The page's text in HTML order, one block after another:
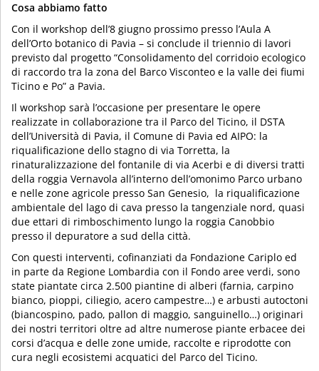
Cosa abbiamo fatto
Con il workshop dell’8 giugno prossimo presso l’Aula A
dell’Orto botanico di Pavia – si conclude il triennio di lavori
previsto dal progetto “Consolidamento del corridoio ecologico
di raccordo tra la zona del Barco Visconteo e la valle dei fiumi
Ticino e Po” a Pavia.
Il workshop sarà l’occasione per presentare le opere
realizzate in collaborazione tra il Parco del Ticino, il DSTA
dell’Università di Pavia, il Comune di Pavia ed AIPO: la
riqualificazione dello stagno di via Torretta, la
rinaturalizzazione del fontanile di via Acerbi e di diversi tratti
della roggia Vernavola all’interno dell’omonimo Parco urbano
e nelle zone agricole presso San Genesio, la riqualificazione
ambientale del lago di cava presso la tangenziale nord, quasi
due ettari di rimboschimento lungo la roggia Canobbio
presso il depuratore a sud della città.
Con questi interventi, cofinanziati da Fondazione Cariplo ed
in parte da Regione Lombardia con il Fondo aree verdi, sono
state piantate circa 2.500 piantine di alberi (farnia, carpino
bianco, pioppi, ciliegio, acero campestre…) e arbusti autoctoni
(biancospino, pado, pallon di maggio, sanguinello…) originari
dei nostri territori oltre ad altre numerose piante erbacee dei
corsi d’acqua e delle zone umide, raccolte e riprodotte con
cura negli ecosistemi acquatici del Parco del Ticino.